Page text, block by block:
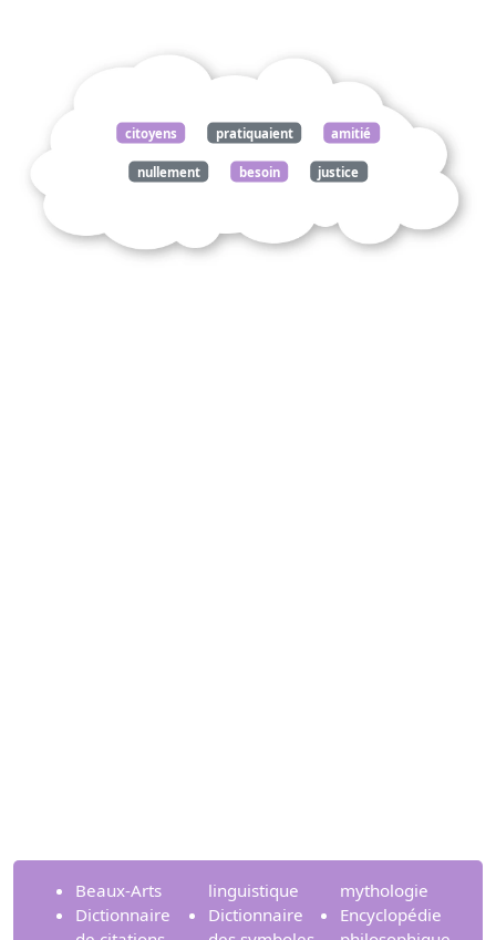
citoyens pratiquaient amitié
nullement besoin justice
perfection paraît nature
Beaux-Arts
Dictionnaire
linguistique
Dictionnaire
mythologie
Encyclopédie